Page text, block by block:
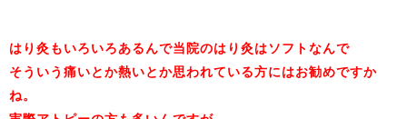
はり灸もいろいろあるんで当院のはり灸はソフトなんで
そういう痛いとか熱いとか思われている方にはお勧めですか
ね。